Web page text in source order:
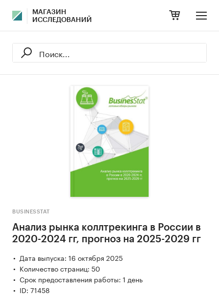
МАГАЗИН
ИССЛЕДОВАНИЙ
BUSINESSTAT
Анализ рынка коллтрекинга в России в
2020-2024 гг, прогноз на 2025-2029 гг
Дата выпуска: 16 октября 2025
Количество страниц: 50
Срок предоставления работы: 1 день
ID: 71458